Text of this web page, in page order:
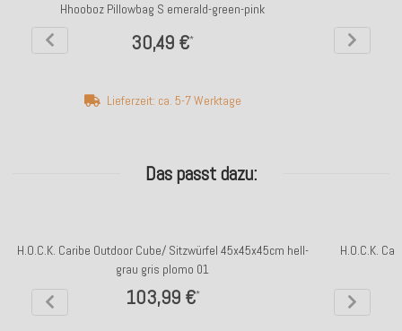
Hhooboz Pillowbag S emerald-green-pink
30,49 €*
Lieferzeit: ca. 5-7 Werktage
Das passt dazu:
H.O.C.K. Caribe Outdoor Cube/ Sitzwürfel 45x45x45cm hell-
grau gris plomo 01
103,99 €*
H.O.C.K.